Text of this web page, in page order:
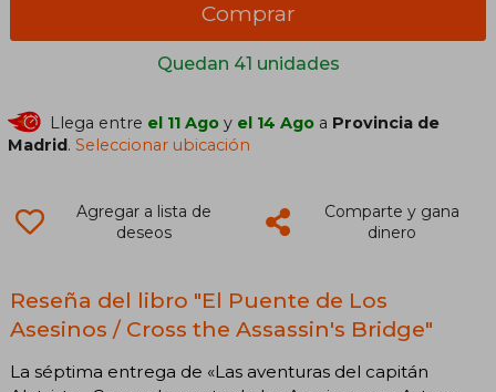
Quedan 41 unidades
Comprar
Llega entre el 11 Ago y el 14 Ago a Provincia de
Madrid.Seleccionar ubicación
Agregar a lista de
deseos
Comparte y gana
dinero
Reseña del libro "El Puente de Los
Asesinos / Cross the Assassin's Bridge"
La séptima entrega de «Las aventuras del capitán